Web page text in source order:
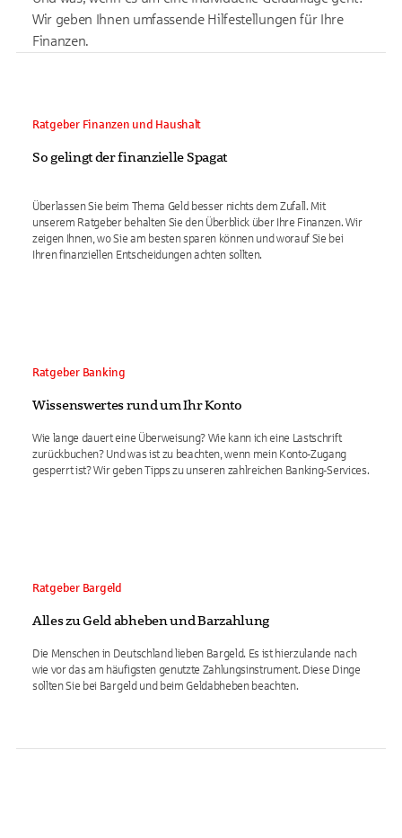
Wir geben Ihnen umfassende Hilfestellungen für Ihre
Finanzen.
Ratgeber Finanzen und Haushalt
So gelingt der finanzielle Spagat
Überlassen Sie beim Thema Geld besser nichts dem Zufall. Mit
unserem Ratgeber behalten Sie den Überblick über Ihre Finanzen. Wir
zeigen Ihnen, wo Sie am besten sparen können und worauf Sie bei
Ihren finanziellen Entscheidungen achten sollten.
Ratgeber Banking
Wissenswertes rund um Ihr Konto
Wie lange dauert eine Überweisung? Wie kann ich eine Lastschrift
zurückbuchen? Und was ist zu beachten, wenn mein Konto-Zugang
gesperrt ist? Wir geben Tipps zu unseren zahlreichen Banking-Services.
Ratgeber Bargeld
Alles zu Geld abheben und Barzahlung
Die Menschen in Deutschland lieben Bargeld. Es ist hierzulande nach
wie vor das am häufigsten genutzte Zahlungsinstrument. Diese Dinge
sollten Sie bei Bargeld und beim Geldabheben beachten.